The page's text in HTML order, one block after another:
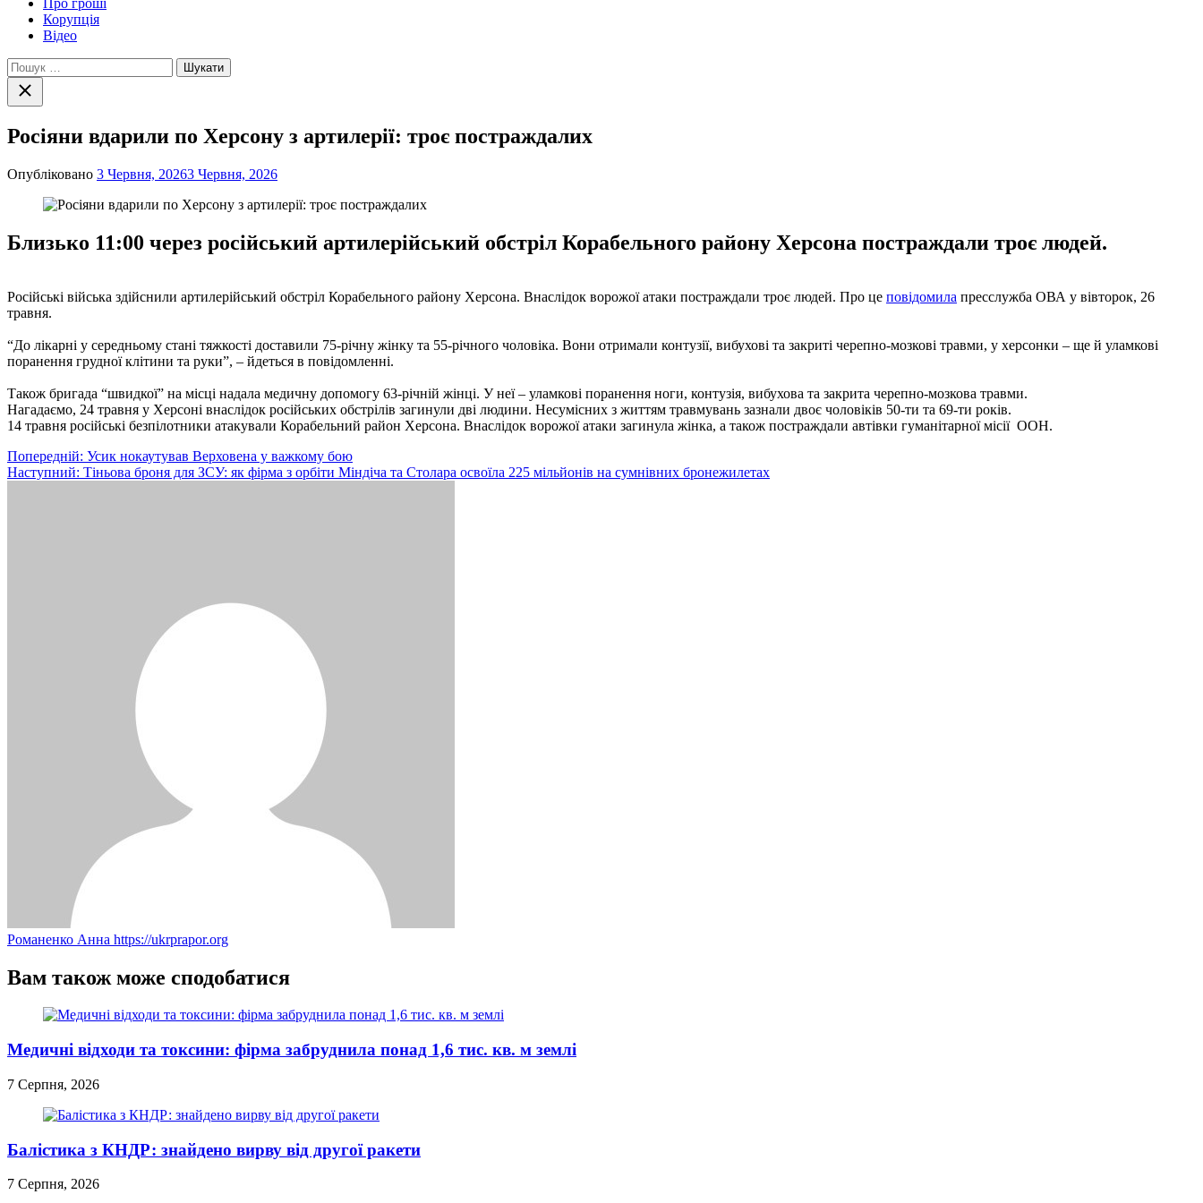
Про гроші
Корупція
Відео
Пошук:
Закрити
пошук
Росіяни вдарили по Херсону з артилерії: троє постраждалих
Опубліковано 3 Червня, 20263 Червня, 2026
Близько 11:00 через російський артилерійський обстріл Корабельного району Херсона постраждали троє людей.
Російські війська здійснили артилерійський обстріл Корабельного району Херсона. Внаслідок ворожої атаки постраждали троє людей. Про це повідомила пресслужба ОВА у вівторок, 26
травня.
“До лікарні у середньому стані тяжкості доставили 75-річну жінку та 55-річного чоловіка. Вони отримали контузії, вибухові та закриті черепно-мозкові травми, у херсонки – ще й уламкові
поранення грудної клітини та руки”, – йдеться в повідомленні.
Також бригада “швидкої” на місці надала медичну допомогу 63-річній жінці. У неї – уламкові поранення ноги, контузія, вибухова та закрита черепно-мозкова травми.
Нагадаємо, 24 травня у Херсоні внаслідок російських обстрілів загинули дві людини. Несумісних з життям травмувань зазнали двоє чоловіків 50-ти та 69-ти років.
14 травня російські безпілотники атакували Корабельний район Херсона. Внаслідок ворожої атаки загинула жінка, а також постраждали автівки гуманітарної місії ООН.
Навігація
записів
Попередній: Усик нокаутував Верховена у важкому бою
Наступний: Тіньова броня для ЗСУ: як фірма з орбіти Міндіча та Столара освоїла 225 мільйонів на сумнівних бронежилетах
Романенко Анна https://ukrprapor.org
Вам також може сподобатися
Медичні відходи та токсини: фірма забруднила понад 1,6 тис. кв. м землі
7 Серпня, 2026
Балістика з КНДР: знайдено вирву від другої ракети
7 Серпня, 2026